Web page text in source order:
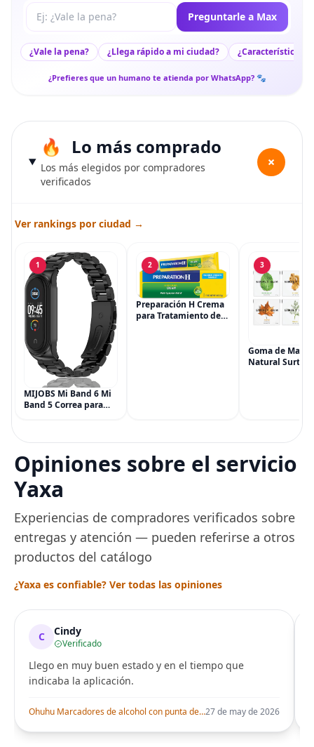
Tu pregunta a Max Preguntarle a Max
¿Vale la pena? ¿Llega rápido a mi ciudad? ¿Características
¿Prefieres que un humano te atienda por WhatsApp? 🐾
Lo más comprado
Los más elegidos por compradores
verificados
+
Ver rankings por ciudad →
1
MIJOBS Mi Band 6 Mi
Band 5 Correa para
de metal para Mi
Smart Band 6
2
Preparación H Crema
para Tratamiento de
3
Goma de
Natural
Opiniones sobre el servicio
Yaxa
Experiencias de compradores verificados sobre
entregas y atención — pueden referirse a otros
productos del catálogo
¿Yaxa es confiable? Ver todas las opiniones
C Cindy
Verificado
Llego en muy buen estado y en el tiempo que
indicaba la aplicación.
Ohuhu Marcadores de alcohol con punta de pincel – Juego de marcadores artísticos de doble punta con certificación AP para artistas adultos27 de may de 2026